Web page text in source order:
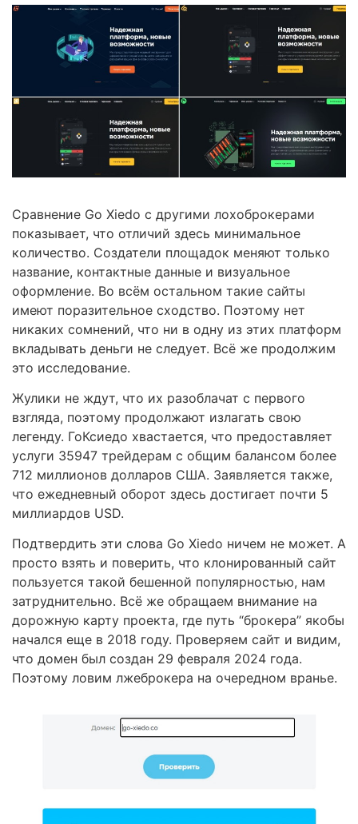
Сравнение Go Xiedo с другими лохоброкерами
показывает, что отличий здесь минимальное
количество. Создатели площадок меняют только
название, контактные данные и визуальное
оформление. Во всём остальном такие сайты
имеют поразительное сходство. Поэтому нет
никаких сомнений, что ни в одну из этих платформ
вкладывать деньги не следует. Всё же продолжим
это исследование.
Жулики не ждут, что их разоблачат с первого
взгляда, поэтому продолжают излагать свою
легенду. ГоКсиедо хвастается, что предоставляет
услуги 35947 трейдерам с общим балансом более
712 миллионов долларов США. Заявляется также,
что ежедневный оборот здесь достигает почти 5
миллиардов USD.
Подтвердить эти слова Go Xiedo ничем не может. А
просто взять и поверить, что клонированный сайт
пользуется такой бешенной популярностью, нам
затруднительно. Всё же обращаем внимание на
дорожную карту проекта, где путь “брокера” якобы
начался еще в 2018 году. Проверяем сайт и видим,
что домен был создан 29 февраля 2024 года.
Поэтому ловим лжеброкера на очередном вранье.